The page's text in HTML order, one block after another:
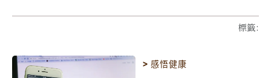
標籤:
>感悟健康